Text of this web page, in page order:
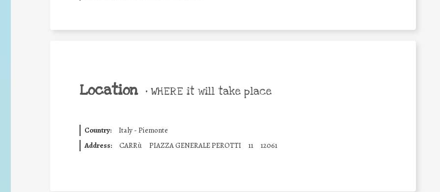
Location • WHERE it will take place
Country:
Italy - Piemonte
Address:
CARRù PIAZZA GENERALE PEROTTI 11 12061